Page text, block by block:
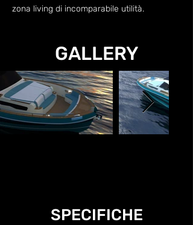
zona living di incomparabile utilità.
GALLERY
SPECIFICHE